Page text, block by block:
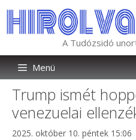
tartalomba
A Tudózsidó
Menü
Trump ismét
venezuelai
2025. október 10. péntek 15:06